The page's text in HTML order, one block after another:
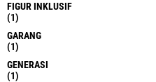
FIGUR INKLUSIF
(1)
GARANG
(1)
GENERASI
(1)